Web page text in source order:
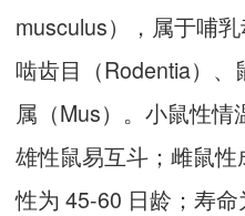
musculus），属于哺乳
啮齿目（Rodentia）
属（Mus）。小鼠性
雄性鼠易互斗；雌鼠
性为 45-60 日龄；寿